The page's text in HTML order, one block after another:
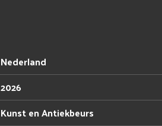
Nederland
2026
Kunst en Antiekbeurs